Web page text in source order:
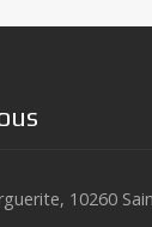
10260